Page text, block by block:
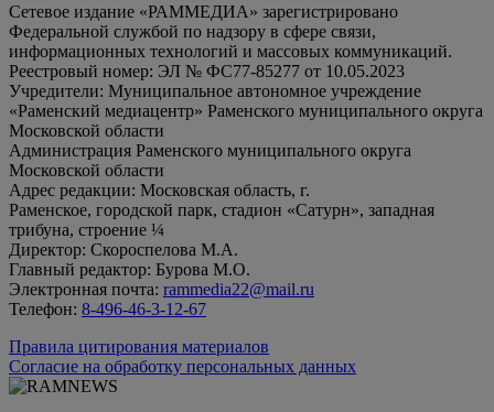
Сетевое издание «РАММЕДИА» зарегистрировано
Федеральной службой по надзору в сфере связи,
информационных технологий и массовых коммуникаций.
Реестровый номер: ЭЛ № ФС77-85277 от 10.05.2023
Учредители: Муниципальное автономное учреждение
«Раменский медиацентр» Раменского муниципального округа
Московской области
Администрация Раменского муниципального округа
Московской области
Адрес редакции: Московская область, г.
Раменское, городской парк, стадион «Сатурн», западная
трибуна, строение ¼
Директор: Скороспелова М.А.
Главный редактор: Бурова М.О.
Электронная почта: rammedia22@mail.ru
Телефон: 8-496-46-3-12-67
Правила цитирования материалов
Согласие на обработку персональных данных